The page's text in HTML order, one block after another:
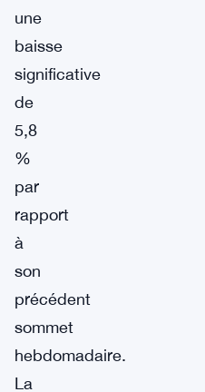
une
baisse
significative
de
5,8
%
par
rapport
à
son
précédent
sommet
hebdomadaire.
La